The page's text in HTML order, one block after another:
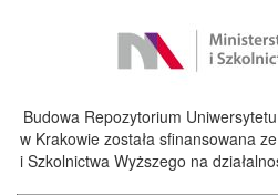
Budowa Repozytorium
w Krakowie została sfinansowana
i Szkolnictwa Wyższego na